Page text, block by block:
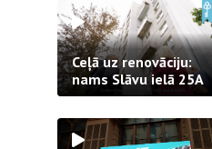
Ceļā uz renovāciju:
nams Slāvu ielā 25A